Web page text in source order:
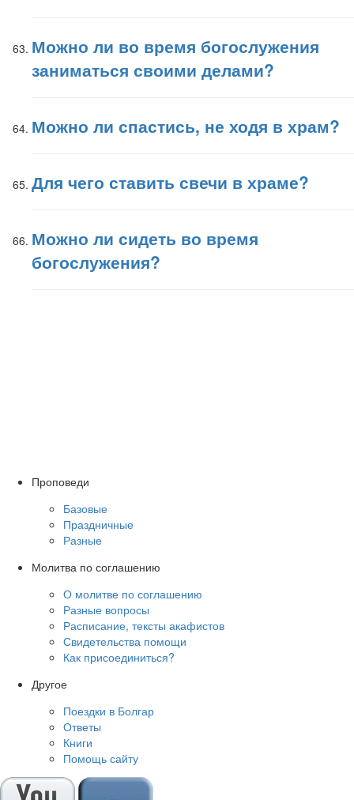
Можно ли во время богослужения
заниматься своими делами?
Можно ли спастись, не ходя в храм?
Для чего ставить свечи в храме?
Можно ли сидеть во время
богослужения?
Проповеди
Базовые
Праздничные
Разные
Молитва по соглашению
О молитве по соглашению
Разные вопросы
Расписание, тексты акафистов
Свидетельства помощи
Как присоединиться?
Другое
Поездки в Болгар
Ответы
Книги
Помощь сайту